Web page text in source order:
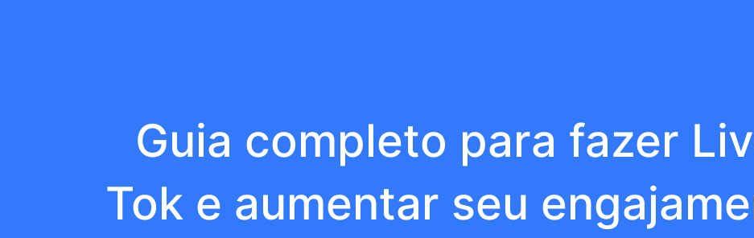
Guia completo para fazer
Tok e aumentar seu